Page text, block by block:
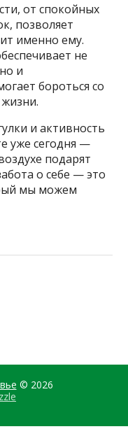
от спокойных
позволяет
именно ему.
не
и
бороться со
и активность
уже сегодня —
подарят
о себе — это
мы можем
© 2026